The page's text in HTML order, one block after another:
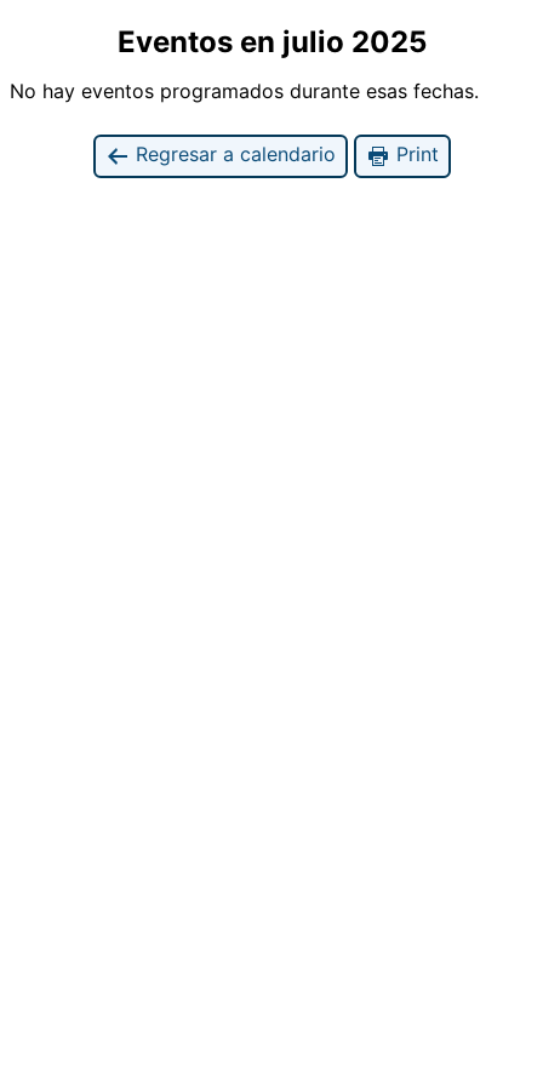
Eventos en julio 2025
No hay eventos programados durante esas fechas.
Regresar a calendario Print